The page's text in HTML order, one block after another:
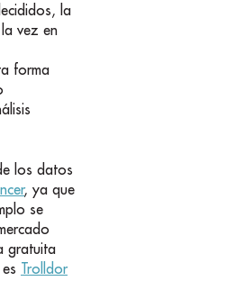
la
vez en
forma
los datos
, ya que
se
gratuita
Trolldor